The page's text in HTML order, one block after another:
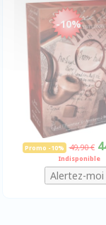
-10%
Promo -10% 49,90 €
Indisponible